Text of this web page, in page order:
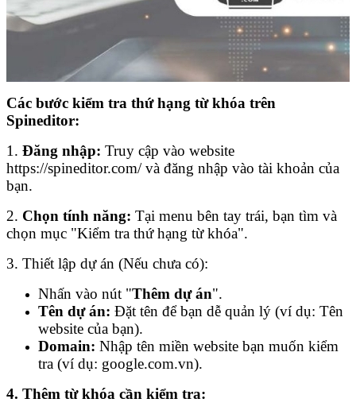
Các bước kiểm tra thứ hạng từ khóa trên
Spineditor:
1. Đăng nhập: Truy cập vào website
https://spineditor.com/ và đăng nhập vào tài khoản của
bạn.
2. Chọn tính năng: Tại menu bên tay trái, bạn tìm và
chọn mục "Kiểm tra thứ hạng từ khóa".
3. Thiết lập dự án (Nếu chưa có):
Nhấn vào nút "Thêm dự án".
Tên dự án: Đặt tên để bạn dễ quản lý (ví dụ: Tên
website của bạn).
Domain: Nhập tên miền website bạn muốn kiểm
tra (ví dụ: google.com.vn).
4. Thêm từ khóa cần kiểm tra: